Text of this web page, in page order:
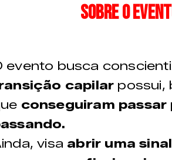
Sobre o
evento busca
capilar possui,
conseguiram
visa abrir uma